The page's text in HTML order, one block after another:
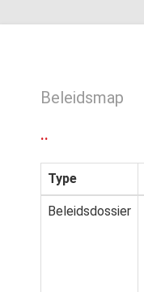
Beleidsmap
..
Type
Beleidsdossier